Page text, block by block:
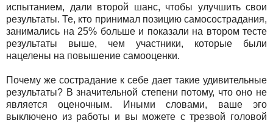
испытанием, дали второй шанс, чтобы улучшить свои
результаты. Те, кто принимал позицию самосострадания,
занимались на 25% больше и показали на втором тесте
результаты выше, чем участники, которые были
нацелены на повышение самооценки.
Почему же сострадание к себе дает такие удивительные
результаты? В значительной степени потому, что оно не
является оценочным. Иными словами, ваше эго
выключено из работы и вы можете с трезвой головой